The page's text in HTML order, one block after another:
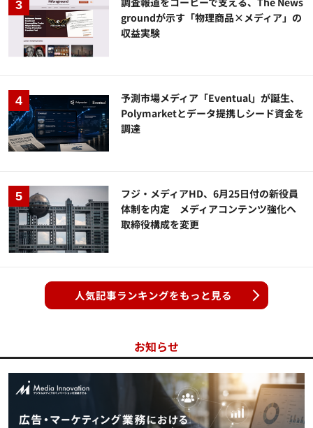
groundが示す「物理商品×メディア」の
収益実験
予測市場メディア「Eventual」が誕生、
Polymarketとデータ提携しシード資金を
調達
フジ・メディアHD、6月25日付の新役員
体制を内定 メディアコンテンツ強化へ
取締役構成を変更
人気記事ランキングをもっと見る
お知らせ